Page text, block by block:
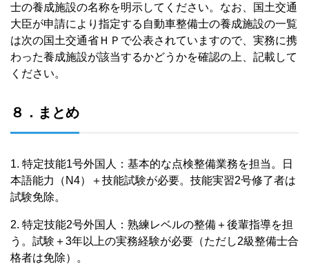
士の養成施設の名称を明示してください。なお、国土交通
大臣が申請により指定する自動車整備士の養成施設の一覧
は次の国土交通省ＨＰで公表されていますので、実務に携
わった養成施設が該当するかどうかを確認の上、記載して
ください。
８．まとめ
1. 特定技能1号外国人：基本的な点検整備業務を担当。日
本語能力（N4）＋技能試験が必要。技能実習2号修了者は
試験免除。
2. 特定技能2号外国人：熟練レベルの整備＋後輩指導を担
う。試験＋3年以上の実務経験が必要（ただし2級整備士合
格者は免除）。